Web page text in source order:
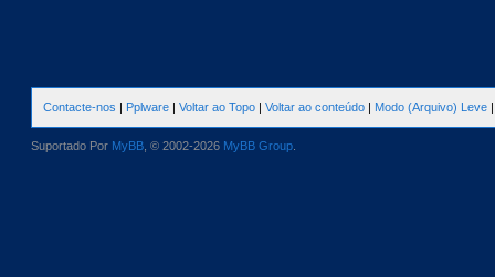
Contacte-nos | Pplware | Voltar ao Topo | Voltar ao conteúdo | Modo (Arquivo) Leve
Suportado Por MyBB , © 2002-2026 MyBB Group